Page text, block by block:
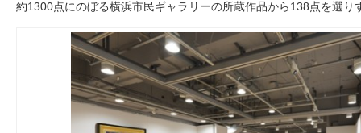
約1300点にのぼる横浜市民ギャラリーの所蔵作品から138点を選り